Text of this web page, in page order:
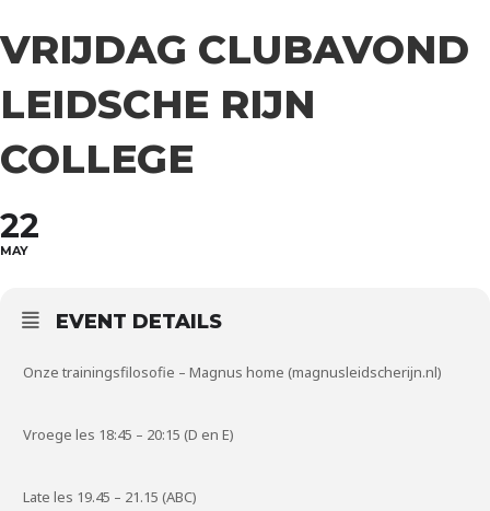
VRIJDAG CLUBAVOND
LEIDSCHE RIJN
COLLEGE
22
MAY
EVENT DETAILS
Onze trainingsfilosofie – Magnus home (magnusleidscherijn.nl)
Vroege les 18:45 – 20:15 (D en E)
Late les 19.45 – 21.15 (ABC)